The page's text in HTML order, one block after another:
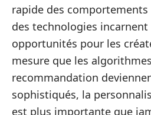
rapide des
des technologies incarnent
opportunités pour les
mesure que les
recommandation
sophistiqués, la
est plus importante que